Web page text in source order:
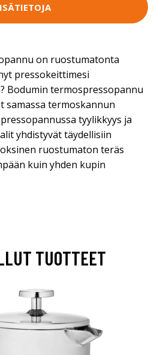
on ruostumatonta
pressokeittimesi
Bodumin termospressopannu
samassa termoskannun
tyylikkyys ja
yhdistyvät täydellisiin
ruostumaton teräs
kuin yhden kupin
TUOTTEET